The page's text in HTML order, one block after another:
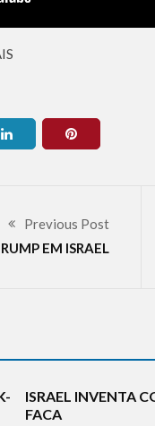
Previous Post
EM ISRAEL
ISRAEL INVENTA
FACA